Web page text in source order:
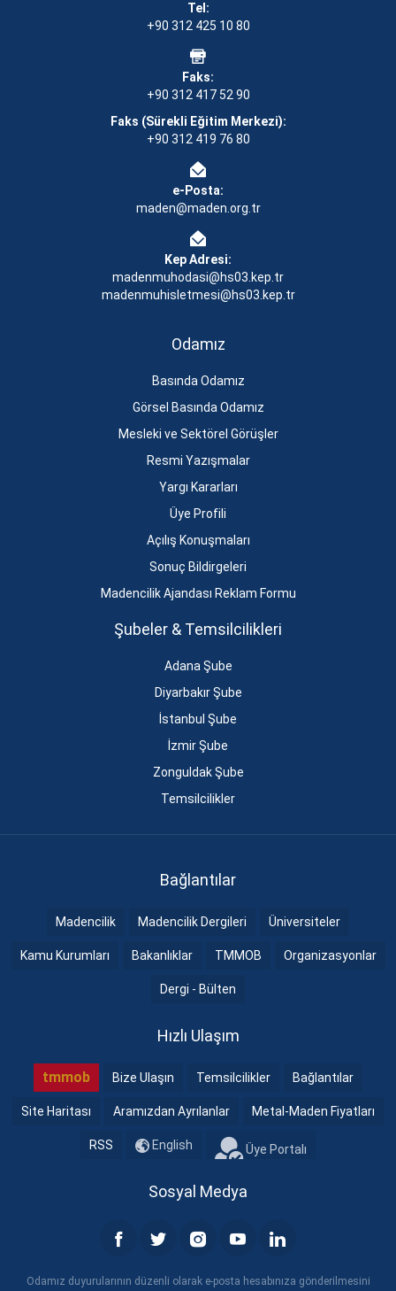
Tel:
+90 312 425 10 80
Faks:
+90 312 417 52 90
Faks (Sürekli Eğitim Merkezi):
+90 312 419 76 80
e-Posta:
maden@maden.org.tr
Kep Adresi:
madenmuhodasi@hs03.kep.tr
madenmuhisletmesi@hs03.kep.tr
Odamız
Basında Odamız
Görsel Basında Odamız
Mesleki ve Sektörel Görüşler
Resmi Yazışmalar
Yargı Kararları
Üye Profili
Açılış Konuşmaları
Sonuç Bildirgeleri
Madencilik Ajandası Reklam Formu
Şubeler & Temsilcilikleri
Adana Şube
Diyarbakır Şube
İstanbul Şube
İzmir Şube
Zonguldak Şube
Temsilcilikler
Bağlantılar
Madencilik Madencilik Dergileri Üniversiteler
Kamu Kurumları Bakanlıklar TMMOB Organizasyonlar
Dergi - Bülten
Hızlı Ulaşım
tmmob Bize Ulaşın Temsilcilikler Bağlantılar
Site Haritası Aramızdan Ayrılanlar Metal-Maden Fiyatları
RSS English Üye Portalı
Sosyal Medya
Odamız duyurularının düzenli olarak e-posta hesabınıza gönderilmesini